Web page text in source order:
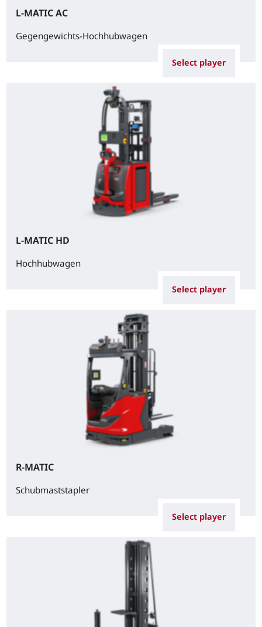
L-MATIC AC
Gegengewichts-Hochhubwagen
Select player
L-MATIC HD
Hochhubwagen
Select player
R-MATIC
Schubmaststapler
Select player